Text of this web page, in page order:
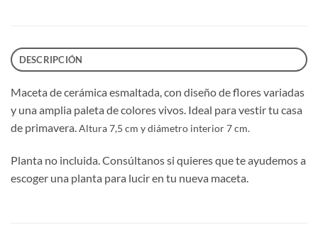
DESCRIPCIÓN
Maceta de cerámica esmaltada, con diseño de flores variadas
y una amplia paleta de colores vivos. Ideal para vestir tu casa
de primavera.Altura 7,5 cm y diámetro interior 7 cm.
Planta no incluida. Consúltanos si quieres que te ayudemos a
escoger una planta para lucir en tu nueva maceta.